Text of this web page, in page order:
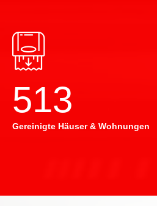
514
Gereinigte Häuser & Wohnungen